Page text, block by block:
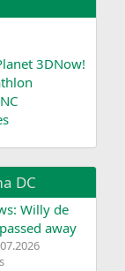
3DNow!
DC
Willy de
away